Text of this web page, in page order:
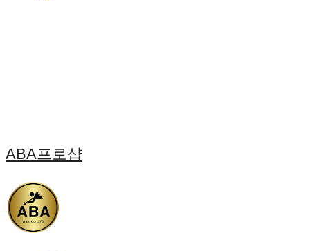
ABA프로샵